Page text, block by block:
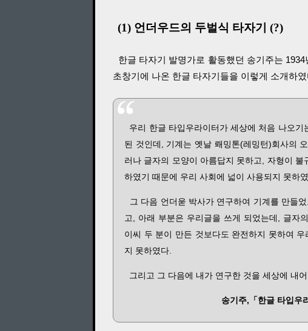
(1) 언더우드의 두벌식 타자기 (?)
한글 타자기 발명가로 활동했던 송기주는
초창기에 나온 한글 타자기들을 이렇게 소개하였
우리 한글 타입우라이터가 세상에 처음 나오기
된 것인데, 기계는 옛날 뢔밍톤(레밍턴)회사의
러나 글자의 모양이 아름답지 못하고, 자형이
하였기 때문에 우리 사회에 넓이 사용되지 못하
그 다음 언더욷 박사가 연구하여 기계를 만들
고, 아래 부분은 우리글을 쓰게 되었는데, 글자
이씨 두 분이 만든 것보다도 완전하지 못하여
지 못하였다.
그리고 그 다음에 내가 연구한 것을 세상에 내
송기주,「한글 타입우